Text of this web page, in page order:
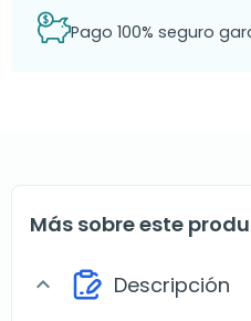
Pago 100% seguro
Más sobre este
expand_more Descripción